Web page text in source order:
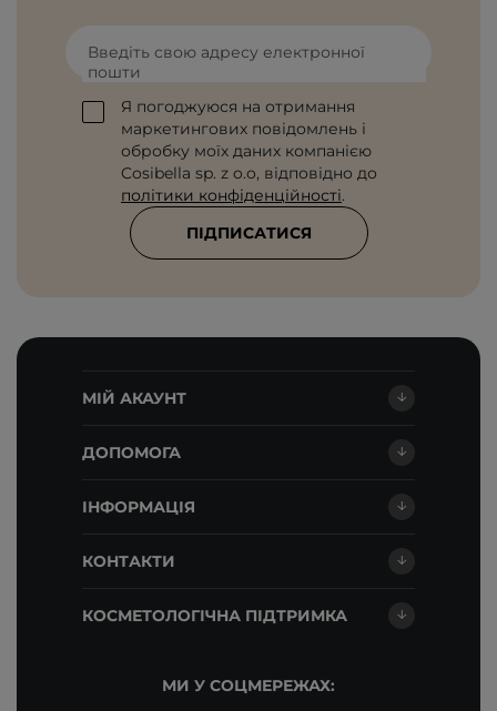
Введіть свою адресу електронної
пошти
Я погоджуюся на отримання
маркетингових повідомлень і
обробку моїх даних компанією
Cosibella sp. z o.o, відповідно до
політики конфіденційності.
ПІДПИСАТИСЯ
МІЙ АКАУНТ
ДОПОМОГА
ІНФОРМАЦІЯ
КОНТАКТИ
КОСМЕТОЛОГІЧНА ПІДТРИМКА
МИ У СОЦМЕРЕЖАХ: